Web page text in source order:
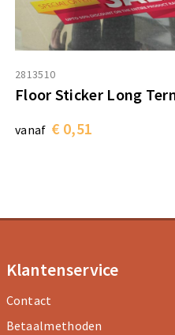
2813510
Floor Sticker Long
vanaf € 0,51
Klantenservice
Contact
Betaalmethoden